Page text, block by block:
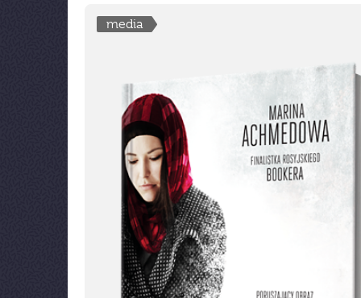
media